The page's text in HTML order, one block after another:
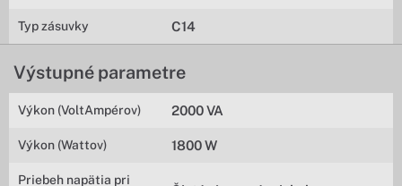
Typ zásuvky C14
Výstupné parametre
Výkon (VoltAmpérov) 2000 VA
Výkon (Wattov) 1800 W
Priebeh napätia pri